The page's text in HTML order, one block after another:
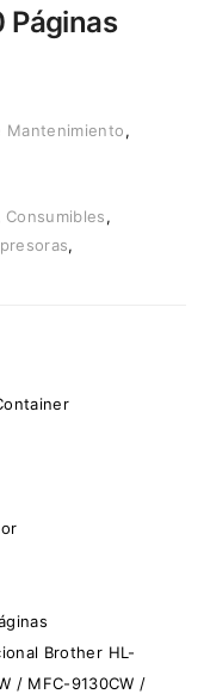
Páginas
Mantenimiento,
Consumibles,
,
Brother HL-
/ MFC-9130CW /